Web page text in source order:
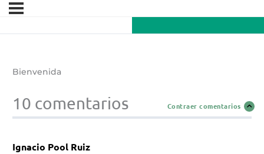
Bienvenida
10 comentarios Contraer comentarios
Ignacio Pool Ruiz